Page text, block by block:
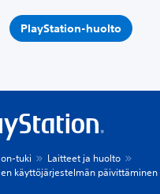
PlayStation-huolto
tuki
Laitteet ja huolto
käyttöjärjestelmän päivittäminen